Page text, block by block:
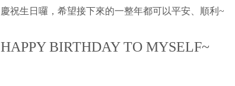
慶祝生日囉，希望接下來的一整年都可以平安、順利~
HAPPY BIRTHDAY TO MYSELF~